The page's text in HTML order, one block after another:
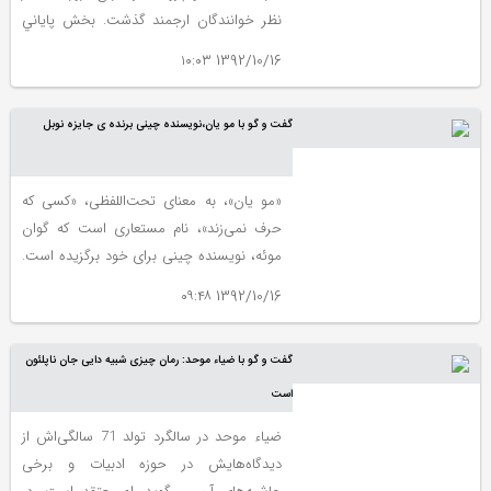
نظر خوانندگان ارجمند گذشت. بخش پاياني
1392/10/16 ۱۰:۰۳
گفت و گو با مو یان،نویسنده چینی برنده ی جایزه نوبل
«مو یان»، به معنای تحت‌اللفظی، «کسی که
حرف نمی‌زند»، نام مستعاری است که گوان
موئه، نویسنده چینی برای خود برگزیده است.
1392/10/16 ۰۹:۴۸
گفت و گو با ضیاء موحد: رمان چیزی شبیه دایی جان ناپلئون
است
ضیاء موحد در سالگرد تولد 71 سالگی‌اش از
دیدگاه‌هایش در حوزه ادبیات و برخی